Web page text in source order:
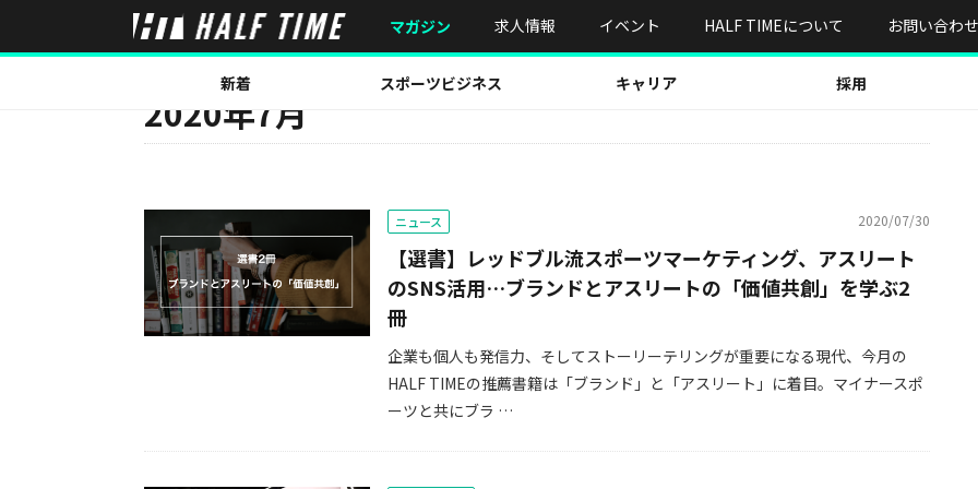
マガジン 求人情報 イベント HALF TIMEについて お問い合わせ
新着 スポーツビジネス キャリア 採用
2020年7月
ニュース 2020/07/30
【選書】レッドブル流スポーツマーケティング、アスリート
のSNS活用…ブランドとアスリートの「価値共創」を学ぶ2
冊
企業も個人も発信力、そしてストーリーテリングが重要になる現代、今月の
HALF TIMEの推薦書籍は「ブランド」と「アスリート」に着目。マイナースポ
ーツと共にブラ …